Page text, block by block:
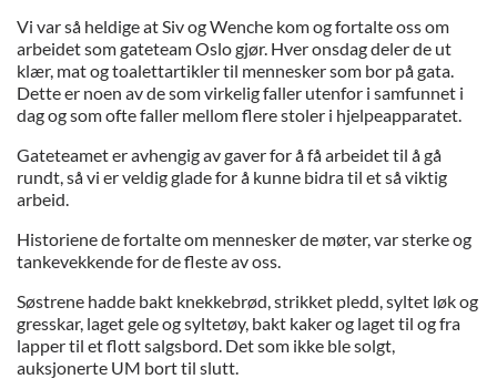
Vi var så heldige at Siv og Wenche kom og fortalte oss om
arbeidet som gateteam Oslo gjør. Hver onsdag deler de ut
klær, mat og toalettartikler til mennesker som bor på gata.
Dette er noen av de som virkelig faller utenfor i samfunnet i
dag og som ofte faller mellom flere stoler i hjelpeapparatet.
Gateteamet er avhengig av gaver for å få arbeidet til å gå
rundt, så vi er veldig glade for å kunne bidra til et så viktig
arbeid.
Historiene de fortalte om mennesker de møter, var sterke og
tankevekkende for de fleste av oss.
Søstrene hadde bakt knekkebrød, strikket pledd, syltet løk og
gresskar, laget gele og syltetøy, bakt kaker og laget til og fra
lapper til et flott salgsbord. Det som ikke ble solgt,
auksjonerte UM bort til slutt.